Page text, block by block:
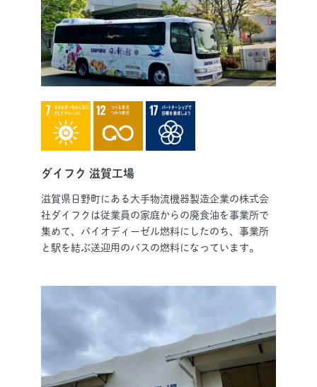
ダイフク 滋賀工場
滋賀県日野町にある大手物流機器製造企業の株式会
社ダイフクは従業員の家庭からの廃食油を事業所で
集めて、バイオディーゼル燃料にしたのち、事業所
と駅を結ぶ送迎用のバスの燃料になっています。